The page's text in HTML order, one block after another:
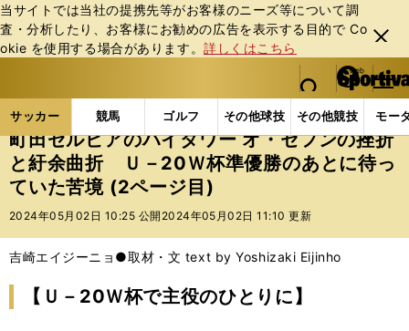
当サイトでは当社の提携先等がお客様のニーズ等について調
査・分析したり、お客様にお勧めの広告を表⽰する⽬的で Co
okie を使⽤する場合があります。詳しくはこちら
閉じ
る
web Sportiva (webスポルティーバ)
検索
マイペ
ー
ジ
メニュ
サッカー 競馬 ゴルフ その他球技 その他競技 モー
ス
ポ
ル
テ
ー
バ
サッカーの記事一覧 Jリーグ他 Jリーグ 町田ゼ
町田ゼルビアのハイタワー オ・セフンの挫折
と紆余曲折 Ｕ－20Ｗ杯準優勝のあとに待っ
ていた苦境 (2ページ目)
2024年05月02日 10:25 公開 2024年05月02日 11:10 更新
吉崎エイジーニョ●取材・文 text by Yoshizaki Eijinho
【Ｕ－20Ｗ杯で主役のひとりに】